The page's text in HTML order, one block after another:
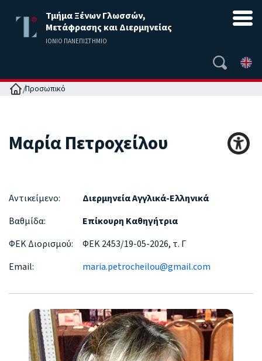
Τμήμα Ξένων Γλωσσών,
Μετάφρασης και Διερμηνείας
ΙΟΝΙΟ ΠΑΝΕΠΙΣΤΗΜΙΟ
Αρχική
Προσωπικό
ΜαρίαΠετροχείλου
Αντικείμενο:
Διερμηνεία Αγγλικά-Ελληνικά
Βαθμίδα:
Επίκουρη Καθηγήτρια
ΦΕΚ Διορισμού:
ΦΕΚ 2453/19-05-2026, τ. Γ
Email:
maria.petrocheilou@gmail.com